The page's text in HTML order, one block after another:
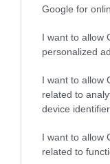
Google for
I want to allow
personalized
I want to allow
related to
device
I want to allow
related to
«Έτερος
επεισόδιο
στον ΑΝΤ1
Μια αφόρητη νίκη
συγκίνηση